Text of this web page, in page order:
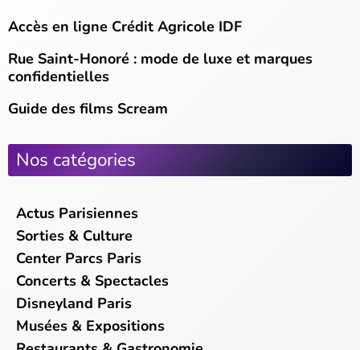
Accès en ligne Crédit Agricole IDF
Rue Saint-Honoré : mode de luxe et marques
confidentielles
Guide des films Scream
Nos catégories
Actus Parisiennes
Sorties & Culture
Center Parcs Paris
Concerts & Spectacles
Disneyland Paris
Musées & Expositions